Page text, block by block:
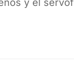
y el